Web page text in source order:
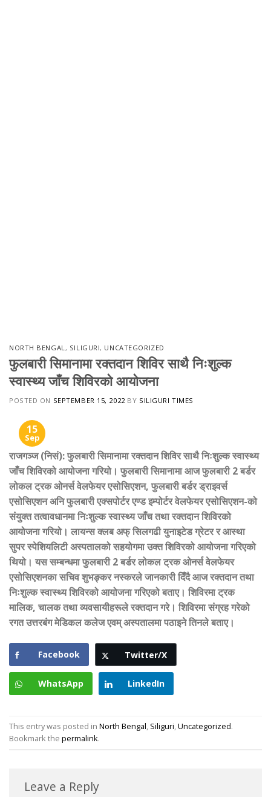
NORTH BENGAL, SILIGURI, UNCATEGORIZED
फुलबारी सिमानामा रक्तदान शिविर साथै निःशुल्क
स्वास्थ्य जाँच शिविरको आयोजना
POSTED ON SEPTEMBER 15, 2022 BY SILIGURI TIMES
15
Sep
राजगञ्ज (निसं): फुलबारी सिमानामा रक्तदान शिविर साथै निःशुल्क स्वास्थ्य
जाँच शिविरको आयोजना गरियो। फुलबारी सिमानामा आज फुलबारी 2 बर्डर
लोकल ट्रक ओनर्स वेलफेयर एसोसिएशन, फुलबारी बर्डर ड्राइवर्स
एसोसिएशन अनि फुलबारी एक्सपोर्टर एण्ड इम्पोर्टर वेलफेयर एसोसिएशन-को
संयुक्त तत्वावधानमा निःशुल्क स्वास्थ्य जाँच तथा रक्तदान शिविरको
आयोजना गरियो। लायन्स क्लब अफ् सिलगढी युनाइटेड ग्रेटर र आस्था
सुपर स्पेशियलिटी अस्पतालको सहयोगमा उक्त शिविरको आयोजना गरिएको
थियो। यस सम्बन्धमा फुलबारी 2 बर्डर लोकल ट्रक ओनर्स वेलफेयर
एसोसिएशनका सचिव शुभङ्कर नस्करले जानकारी दिँदै आज रक्तदान तथा
निःशुल्क स्वास्थ्य शिविरको आयोजना गरिएको बताए। शिविरमा ट्रक
मालिक, चालक तथा व्यवसायीहरूले रक्तदान गरे। शिविरमा संग्रह गरेको
रगत उत्तरबंग मेडिकल कलेज एवम् अस्पतालमा पठाइने तिनले बताए।
Facebook Twitter/X
WhatsApp LinkedIn
This entry was posted in North Bengal, Siliguri,Uncategorized.
Bookmark the permalink.
Leave a Reply